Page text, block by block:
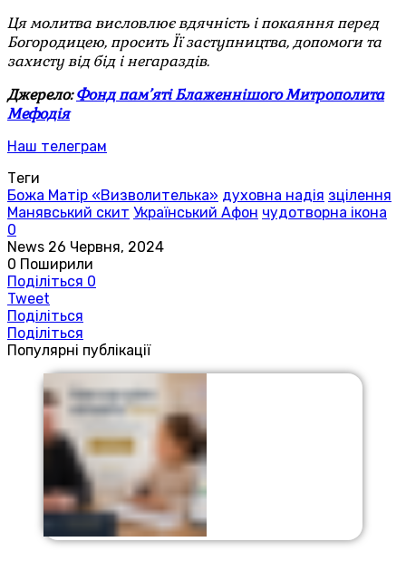
Ця молитва висловлює вдячність і покаяння перед
Богородицею, просить Її заступництва, допомоги та
захисту від бід і негараздів.
Джерело:Фонд пам’яті Блаженнішого Митрополита
Мефодія
Наш телеграм
Теги
Божа Матір «Визволителька» духовна надія зцілення
Манявський скит Український Афон чудотворна ікона
0
News 26 Червня, 2024
0 Поширили
Поділіться 0
Tweet
Поділіться
Поділіться
Популярні публікації